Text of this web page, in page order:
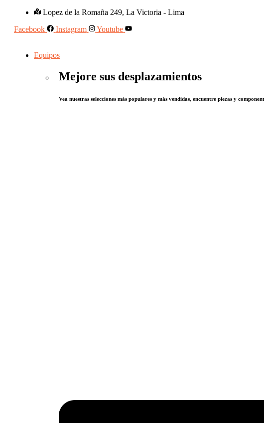
Lopez de la Romaña 249, La Victoria - Lima
Facebook
Instagram Youtube
Equipos
Mejore sus desplazamientos
Vea nuestras selecciones más populares y más vendidas, encuentre piezas y